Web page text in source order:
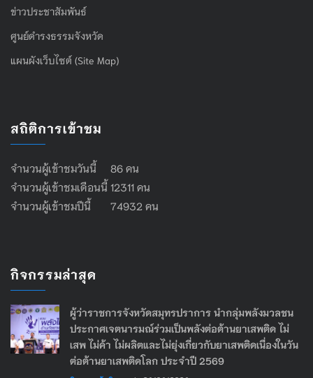
ข่าวประชาสัมพันธ์
ศูนย์ดำรงธรรมจังหวัด
แผนผังเว็บไซต์ (Site Map)
สถิติการเข้าชม
จำนวนผู้เข้าชมวันนี้ 86 คน
จำนวนผู้เข้าชมเดือนนี้ 12311 คน
จำนวนผู้เข้าชมปีนี้ 74932 คน
กิจกรรมล่าสุด
ผู้ว่าราชการจังหวัดสมุทรปราการ นำกลุ่มพลังมวลชน
ประกาศเจตนารมณ์ร่วมเป็นพลังต่อต้านยาเสพติด ไม่
เสพ ไม่ค้า ไม่ผลิตและไม่ยุ่งเกี่ยวกับยาเสพติดเนื่องในวัน
ต่อต้านยาเสพติดโลก ประจำปี 2569